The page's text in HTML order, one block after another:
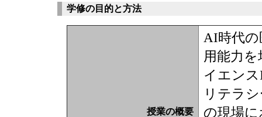
学修の目的と方法
授業の概要
AI時代
用能力
イエン
リテラ
の現場